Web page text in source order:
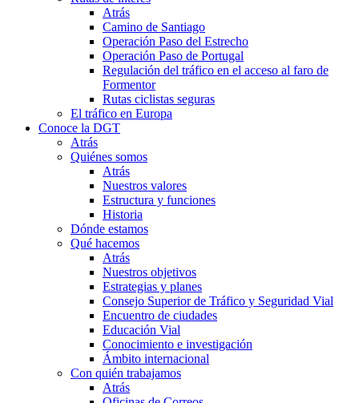
Atrás
Camino de Santiago
Operación Paso del Estrecho
Operación Paso de Portugal
Regulación del tráfico en el acceso al faro de
Formentor
Rutas ciclistas seguras
El tráfico en Europa
Conoce la DGT
Atrás
Quiénes somos
Atrás
Nuestros valores
Estructura y funciones
Historia
Dónde estamos
Qué hacemos
Atrás
Nuestros objetivos
Estrategias y planes
Consejo Superior de Tráfico y Seguridad Vial
Encuentro de ciudades
Educación Vial
Conocimiento e investigación
Ámbito internacional
Con quién trabajamos
Atrás